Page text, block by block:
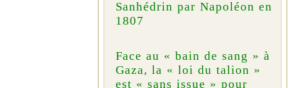
Sanhédrin par Napoléon en
1807
Face au « bain de sang » à
Gaza, la « loi du talion »
est « sans issue » pour